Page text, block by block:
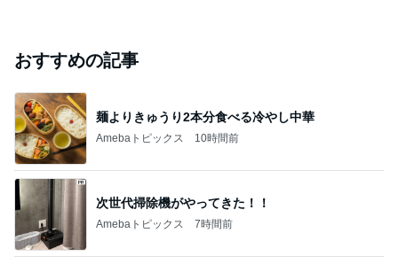
おすすめの記事
麺よりきゅうり2本分食べる冷やし中華
Amebaトピックス 10時間前
次世代掃除機がやってきた！！
Amebaトピックス 7時間前